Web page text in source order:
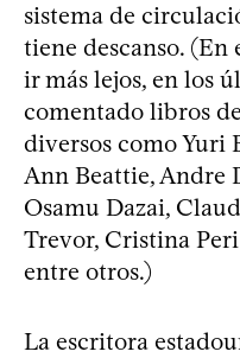
sistema de
tiene descanso. (En
ir más lejos, en los
comentado libros
diversos como Yuri
Ann Beattie, Andre
Osamu Dazai,
Trevor, Cristina
entre otros.)
La escritora